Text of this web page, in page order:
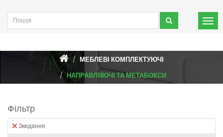
МЕБЛЕВІ КОМПЛЕКТУЮЧІ
НАПРАВЛЯЮЧІ ТА МЕТАБОКСИ
Фільтр
Зкидання